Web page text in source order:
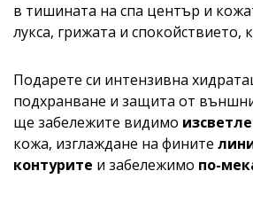
в тишината на спа център и
лукса, грижата и спокойствието,
Подарете си интензивна
подхранване и защита от
ще забележите видимо
кожа, изглаждане на фините
контурите и забележимо по-